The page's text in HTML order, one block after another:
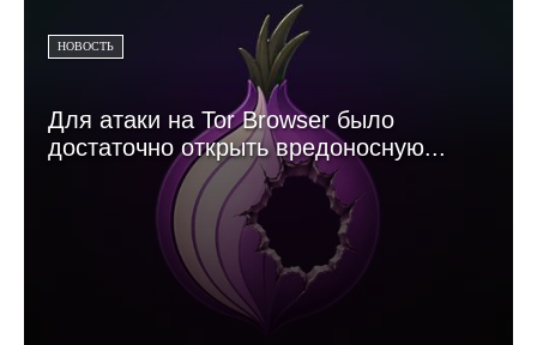
НОВОСТЬ
Для атаки на Tor Browser было
достаточно открыть вредоносную...